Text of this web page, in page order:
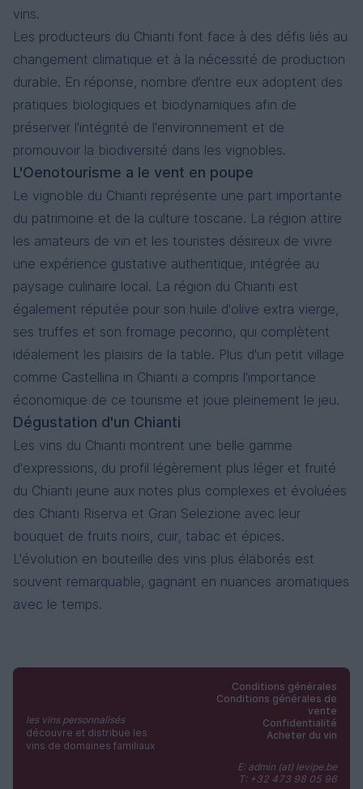
vins.
Les producteurs du Chianti font face à des défis liés au
changement climatique et à la nécessité de production
durable. En réponse, nombre d’entre eux adoptent des
pratiques biologiques et biodynamiques afin de
préserver l'intégrité de l'environnement et de
promouvoir la biodiversité dans les vignobles.
L'Oenotourisme a le vent en poupe
Le vignoble du Chianti représente une part importante
du patrimoine et de la culture toscane. La région attire
les amateurs de vin et les touristes désireux de vivre
une expérience gustative authentique, intégrée au
paysage culinaire local. La région du Chianti est
également réputée pour son huile d'olive extra vierge,
ses truffes et son fromage pecorino, qui complètent
idéalement les plaisirs de la table. Plus d'un petit village
comme Castellina in Chianti a compris l'importance
économique de ce tourisme et joue pleinement le jeu.
Dégustation d'un Chianti
Les vins du Chianti montrent une belle gamme
d'expressions, du profil légèrement plus léger et fruité
du Chianti jeune aux notes plus complexes et évoluées
des Chianti Riserva et Gran Selezione avec leur
bouquet de fruits noirs, cuir, tabac et épices.
L'évolution en bouteille des vins plus élaborés est
souvent remarquable, gagnant en nuances aromatiques
avec le temps.
les vins personnalisés
découvre et distribue les
vins de domaines familiaux
Conditions générales
Conditions générales de
vente
Confidentialité
Acheter du vin
E: admin (at) levipe.be
T: +32 473 98 05 96